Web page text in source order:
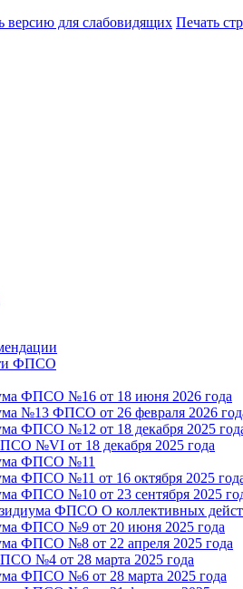
версию для слабовидящих Печать
ФПСО
ФПСО №16 от 18 июня 2026 года
№13 ФПСО от 26 февраля 2026
ФПСО №12 от 18 декабря 2025
№VI от 18 декабря 2025 года
ФПСО №11
ФПСО №11 от 16 октября 2025
ФПСО №10 от 23 сентября 2025
ФПСО О коллективных
ФПСО №9 от 20 июня 2025 года
ФПСО №8 от 22 апреля 2025 года
№4 от 28 марта 2025 года
ФПСО №6 от 28 марта 2025 года